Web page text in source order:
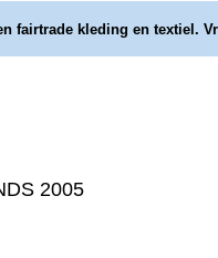
fairtrade kleding en textiel.
2005